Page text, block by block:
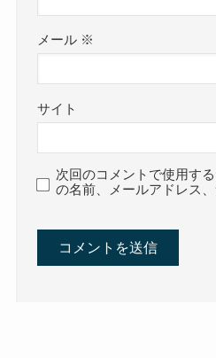
メール ※
サイト
次回のコメントで使用す
の名前、メールアドレス